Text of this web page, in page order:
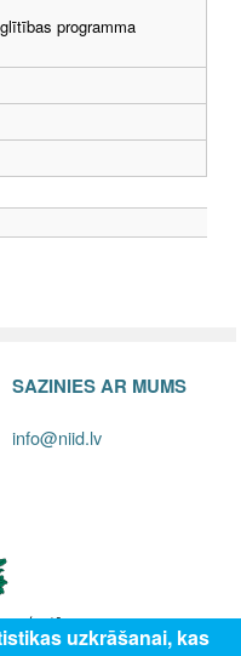
programma
SAZINIES AR MUMS
info@niid.lv
uzkrāšanai, kas